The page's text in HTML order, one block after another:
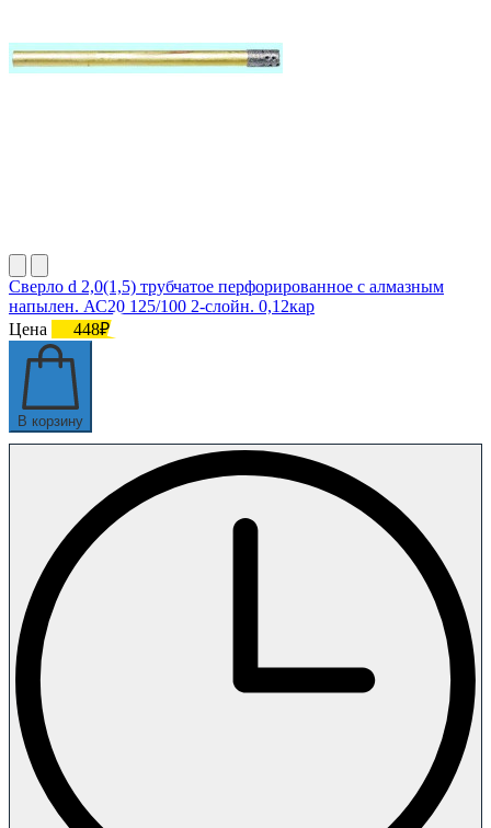
Сверло d 2,0(1,5) трубчатое перфорированное с алмазным
напылен. АС20 125/100 2-слойн. 0,12кар
Цена
448₽
В корзину